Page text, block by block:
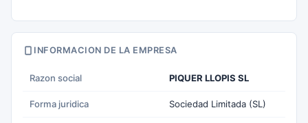
INFORMACION DE LA EMPRESA
Razon social PIQUER LLOPIS SL
Forma juridica Sociedad Limitada (SL)